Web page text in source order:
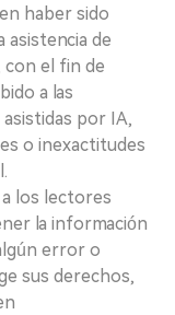
haber sido
asistencia de
con el fin de
a las
por IA,
o inexactitudes
los lectores
la información
error o
sus derechos,